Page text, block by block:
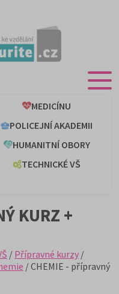
MEDICÍNU
POLICEJNÍ AKADEMII
HUMANITNÍ OBORY
TECHNICKÉ VŠ
KURZ +
/ Přípravné kurzy /
/ CHEMIE - přípravný